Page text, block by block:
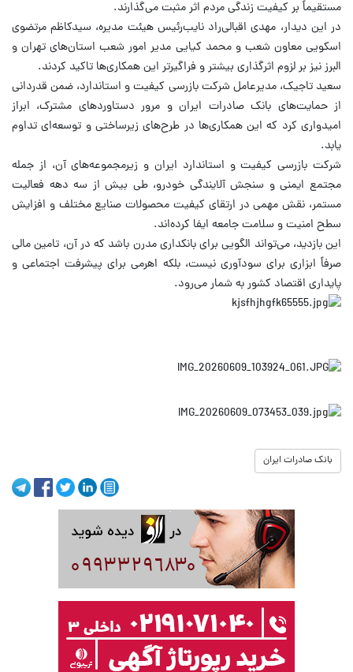
مستقیماً بر کیفیت زندگی مردم اثر مثبت می‌گذارند.
در این دیدار، مهدی اقبالی‌راد نایب‌رئیس هیئت مدیره، سیدکاظم مرتضوی
اسکویی معاون شعب و محمد کیایی مدیر امور شعب استان‌های تهران و
البرز نیز بر لزوم اثرگذاری بیشتر و فراگیرتر این همکاری‌ها تاکید کردند.
سعید تاجیک، مدیرعامل شرکت بازرسی کیفیت و استاندارد، ضمن قدردانی
از حمایت‌های بانک صادرات ایران و مرور دستاوردهای مشترک، ابراز
امیدواری کرد که این همکاری‌ها در طرح‌های زیرساختی و توسعه‌ای تداوم
یابد.
شرکت بازرسی کیفیت و استاندارد ایران و زیرمجموعه‌های آن، از جمله
مجتمع ایمنی و سنجش آلایندگی خودرو، طی بیش از سه دهه فعالیت
مستمر، نقش مهمی در ارتقای کیفیت محصولات صنایع مختلف و افزایش
سطح امنیت و سلامت جامعه ایفا کرده‌اند.
این بازدید، می‌تواند الگویی برای بانکداری مدرن باشد که در آن، تامین مالی
صرفاً ابزاری برای سودآوری نیست، بلکه اهرمی برای پیشرفت اجتماعی و
پایداری اقتصاد کشور به شمار می‌رود.
بانک صادرات ایران